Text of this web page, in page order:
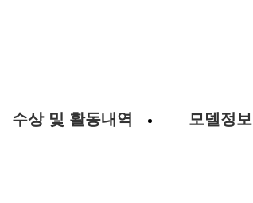
수상 및 활동내역 모델정보